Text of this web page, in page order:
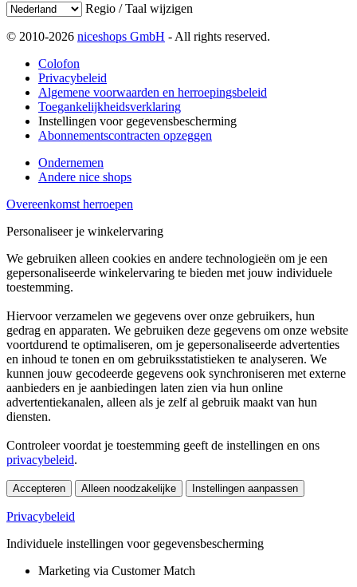
Regio / Taal wijzigen
© 2010-2026 niceshops GmbH - All rights reserved.
Colofon
Privacybeleid
Algemene voorwaarden en herroepingsbeleid
Toegankelijkheidsverklaring
Instellingen voor gegevensbescherming
Abonnementscontracten opzeggen
Ondernemen
Andere nice shops
Overeenkomst herroepen
Personaliseer je winkelervaring
We gebruiken alleen cookies en andere technologieën om je een
gepersonaliseerde winkelervaring te bieden met jouw individuele
toestemming.
Hiervoor verzamelen we gegevens over onze gebruikers, hun
gedrag en apparaten. We gebruiken deze gegevens om onze website
voortdurend te optimaliseren, om je gepersonaliseerde advertenties
en inhoud te tonen en om gebruiksstatistieken te analyseren. We
kunnen jouw gecodeerde gegevens ook synchroniseren met externe
aanbieders en je aanbiedingen laten zien via hun online
advertentiekanalen, alleen als je zelf al gebruik maakt van hun
diensten.
Controleer voordat je toestemming geeft de instellingen en ons
privacybeleid.
Accepteren Alleen noodzakelijke Instellingen aanpassen
Privacybeleid
Individuele instellingen voor gegevensbescherming
Marketing via Customer Match